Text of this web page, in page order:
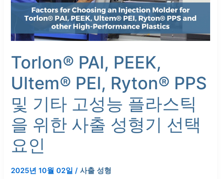
Torlon® PAI, PEEK,
Ultem® PEI, Ryton® PPS
및 기타 고성능 플라스틱
을 위한 사출 성형기 선택
요인
2025년 10월 02일/사출 성형
고
성
플
라
스
틱
을
한
출